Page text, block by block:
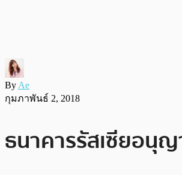
By Ae
กุมภาพันธ์ 2, 2018
ธนาคารรัสเซียอนุ